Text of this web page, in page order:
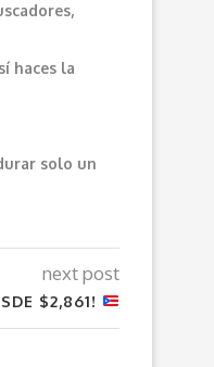
haces la
solo un
next post
$2,861!